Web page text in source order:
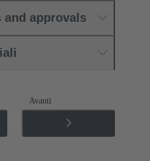
approvals
Avanti